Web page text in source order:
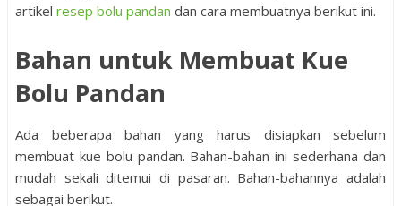
artikel resep bolu pandan dan cara membuatnya berikut ini.
Bahan untuk Membuat Kue
Bolu Pandan
Ada beberapa bahan yang harus disiapkan sebelum
membuat kue bolu pandan. Bahan-bahan ini sederhana dan
mudah sekali ditemui di pasaran. Bahan-bahannya adalah
sebagai berikut.